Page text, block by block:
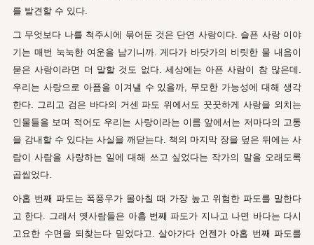
를 발견할 수 있다.
그 무엇보다 나를 척주시에 묶어둔 것은 단연 사랑이다. 슬픈 사랑 이야
기는 매번 눅눅한 여운을 남기니까. 게다가 바닷가의 비릿한 물 내음이
묻은 사랑이라면 더 말할 것도 없다. 세상에는 아픈 사람이 참 많은데.
우리는 사랑으로 아픔을 이겨낼 수 있을까, 무모한 가능성에 대해 생각
한다. 그리고 검은 바다의 거센 파도 위에서도 꿋꿋하게 사랑을 외치는
인물들을 보며 적어도 우리는 사랑이라는 이름 앞에서는 저마다의 고통
을 감내할 수 있다는 사실을 깨닫는다. 책의 마지막 장을 덮은 뒤에는 사
람이 사람을 사랑하는 일에 대해 쓰고 싶었다는 작가의 말을 오래도록
곱씹었다.
아홉 번째 파도는 폭풍우가 몰아칠 때 가장 높고 위험한 파도를 말한다
고 한다. 그래서 옛사람들은 아홉 번째 파도가 지나고 나면 바다는 다시
고요한 수면을 되찾는다 믿었다고. 살아가다 언젠가 아홉 번째 파도를